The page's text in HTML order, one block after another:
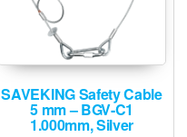
SAVEKING Safety Cable
5 mm – BGV-C1
1.000mm, Silver